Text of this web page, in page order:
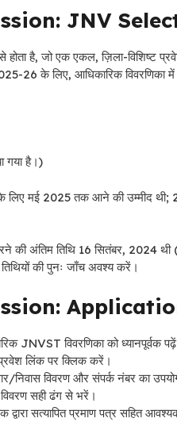
JNV
है, जो एक एकल, ज़िला-विशिष्ट
के लिए, आधिकारिक विवरणिका में इन
गया है।)
के लिए मई 2025 तक आने की उम्मीद
अंतिम तिथि 16 सितंबर, 2024
की पुनः जाँच अवश्य करें।
JNVST विवरणिका को ध्यानपूर्वक
प्रवेश लिंक पर क्लिक करें।
निवास विवरण और संपर्क नंबर का
सही ढंग से भरें।
द्वारा सत्यापित प्रमाण पत्र सहित